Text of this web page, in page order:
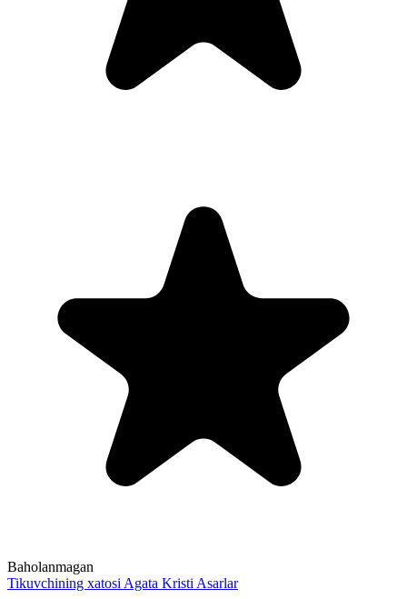
Baholanmagan
Tikuvchining xatosi Agata Kristi Asarlar